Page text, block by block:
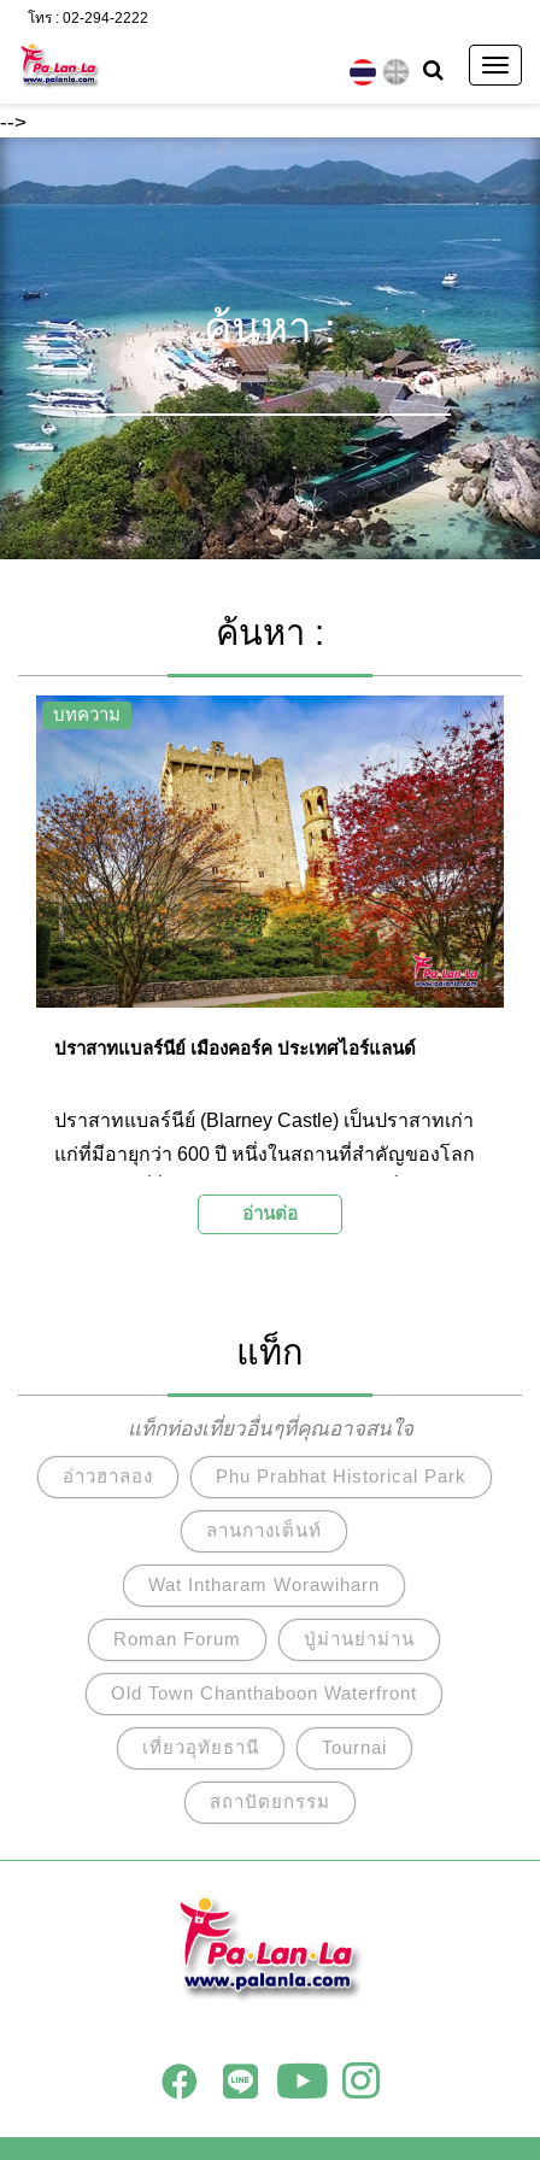
-->
โทร : 02-294-2222
ค้นหา :
ค้นหา :
บทความ
ปราสาทแบลร์นีย์ เมืองคอร์ค ประเทศไอร์แลนด์
ปราสาทแบลร์นีย์ (Blarney Castle) เป็นปราสาทเก่า
แก่ที่มีอายุกว่า 600 ปี หนึ่งในสถานที่สำคัญของโลก
ของหินในตำนาน แบลร์นีย์สโตน (Blarney Stone)
อ่านต่อ
แท็ก
แท็กท่องเที่ยวอื่นๆที่คุณอาจสนใจ
อ่าวฮาลอง Phu Prabhat Historical Park
ลานกางเต็นท์
Wat Intharam Worawiharn
Roman Forum ปู่ม่านย่าม่าน
Old Town Chanthaboon Waterfront
เที่ยวอุทัยธานี Tournai
สถาปัตยกรรม